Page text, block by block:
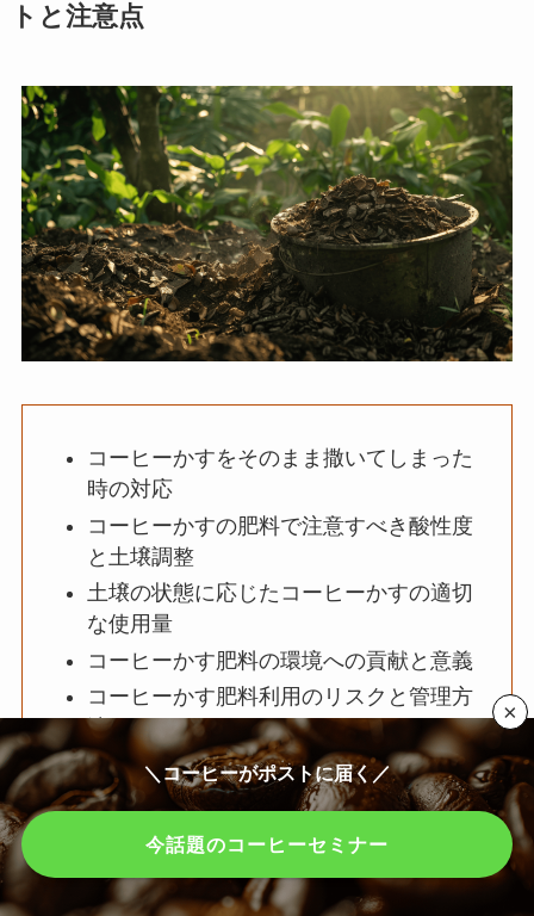
トと注意点
コーヒーかすをそのまま撒いてしまった
時の対応
コーヒーかすの肥料で注意すべき酸性度
と土壌調整
土壌の状態に応じたコーヒーかすの適切
な使用量
コーヒーかす肥料の環境への貢献と意義
コーヒーかす肥料利用のリスクと管理方
法
コーヒーかすを再利用した肥料の作り
方、注意点を守って土壌改良まとめ
＼コーヒーがポストに届く／
今話題のコーヒーセミナー
×